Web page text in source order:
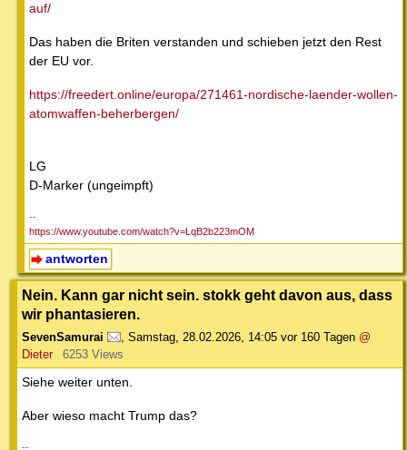
auf/
Das haben die Briten verstanden und schieben jetzt den Rest
der EU vor.
https://freedert.online/europa/271461-nordische-laender-wollen-
atomwaffen-beherbergen/
LG
D-Marker (ungeimpft)
--
https://www.youtube.com/watch?v=LqB2b223mOM
antworten
Nein. Kann gar nicht sein. stokk geht davon aus, dass
wir phantasieren.
SevenSamurai , Samstag, 28.02.2026, 14:05 vor 160 Tagen @
Dieter
6253 Views
Siehe weiter unten.
Aber wieso macht Trump das?
--